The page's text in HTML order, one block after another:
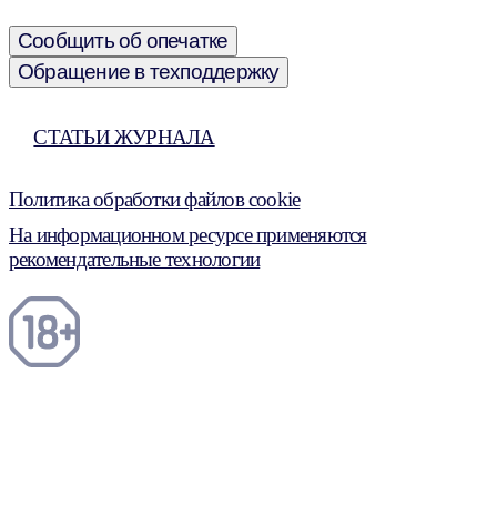
Сообщить об опечатке
Обращение в техподдержку
СТАТЬИ ЖУРНАЛА
Политика обработки файлов cookie
На информационном ресурсе применяются
рекомендательные технологии